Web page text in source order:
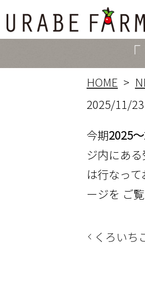
HOME
2025/11/23
今期2025
ジ内にあ
は行なっ
ージを ご
くろい